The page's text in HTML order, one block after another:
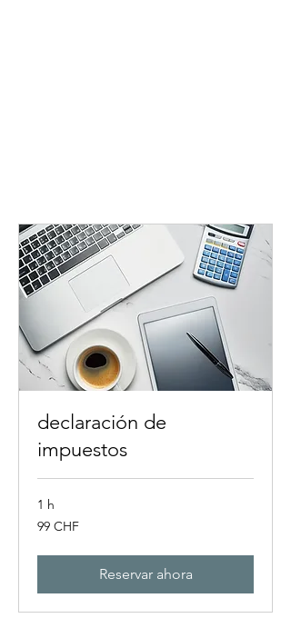
declaración de
impuestos
1 h
99
francos
99 CHF
Reservar ahora